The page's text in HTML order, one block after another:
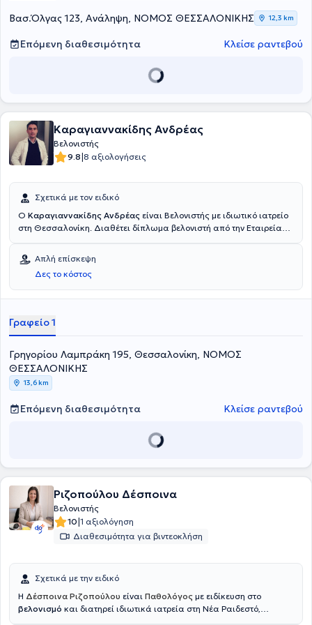
Βασ.Όλγας 123, Ανάληψη, ΝΟΜΟΣ ΘΕΣΣΑΛΟΝΙΚΗΣ 12,3 km
Επόμενη διαθεσιμότητα Κλείσε ραντεβού
Καραγιαννακίδης Ανδρέας
Βελονιστής
9.8|8 αξιολογήσεις
Σχετικά με τον ειδικό
Ο Καραγιαννακίδης Ανδρέας είναι Βελονιστής με ιδιωτικό ιατρείο
στη Θεσσαλονίκη. Διαθέτει δίπλωμα βελονιστή από την Εταιρεία
στον ιατρικό βελονισμό, στα αγγειακά εγκεφαλικά επεισόδια, στην
υπέρταση και στο σακχαρώδη διαβήτη. Έχει πολυετή
επαγγελματική εμπειρία και έχει ειδικευθεί και εργαστεί σε πολλά
νοσοκομεία στην Ελλάδα, όπως στο Γενικό Νοσοκομείο Αθηνών
Θεσσαλονίκης ΑΧΕΠΑ, στο Γενικό Νοσοκομείο Θεσσαλονίκης
"Ιπποκράτειο" και στο Γενικό Νοσοκομείο Καβάλας. Μέχρι και
του ομίλου EUROMEDICA Θεσσαλονίκης. Στο ιδιωτικό του ιατρείο,
παρέχει εξειδικευμένες υπηρεσίες στις εξατομικευμένες ανάγκες
των ασθενών του.
Απλή επίσκεψη
Δες το κόστος
Γραφείο 1
Γρηγορίου Λαμπράκη 195, Θεσσαλονίκη, ΝΟΜΟΣ
ΘΕΣΣΑΛΟΝΙΚΗΣ
13,6 km
Επόμενη διαθεσιμότητα Κλείσε ραντεβού
Ριζοπούλου Δέσποινα
Βελονιστής
10|1 αξιολόγηση
Διαθεσιμότητα για βιντεοκλήση
Σχετικά με την ειδικό
Η Δέσποινα Ριζοπούλου είναι Παθολόγος με ειδίκευση στο
βελονισμό και διατηρεί ιδιωτικά ιατρεία στη Νέα Ραιδεστό,